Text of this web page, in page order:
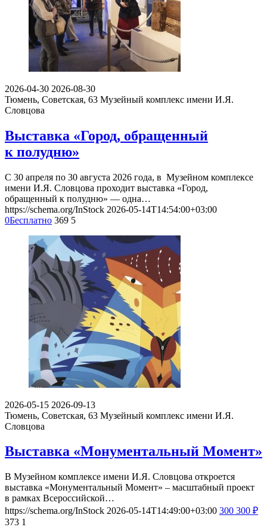
2026-04-30 2026-08-30
Тюмень, Советская, 63 Музейный комплекс имени И.Я.
Словцова
Выставка «Город, обращенный
к полудню»
С 30 апреля по 30 августа 2026 года, в Музейном комплексе
имени И.Я. Словцова проходит выставка «Город,
обращенный к полудню» — одна…
https://schema.org/InStock 2026-05-14T14:54:00+03:00
0Бесплатно 369 5
2026-05-15 2026-09-13
Тюмень, Советская, 63 Музейный комплекс имени И.Я.
Словцова
Выставка «Монументальный Момент»
В Музейном комплексе имени И.Я. Словцова откроется
выставка «Монументальный Момент» – масштабный проект
в рамках Всероссийской…
https://schema.org/InStock 2026-05-14T14:49:00+03:00 300 300 ₽
373 1